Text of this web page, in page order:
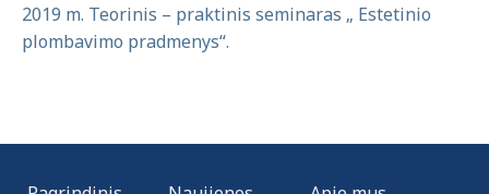
2019 m. Teorinis – praktinis seminaras „ Estetinio
plombavimo pradmenys“.